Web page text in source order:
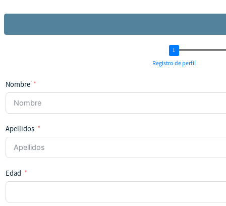
Registro de perfil
Nombre
Apellidos
Edad